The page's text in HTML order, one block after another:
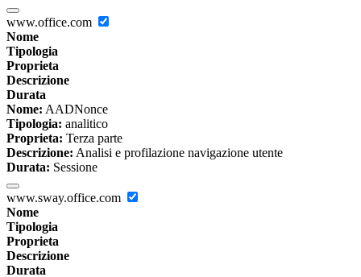
www.office.com
Nome
Tipologia
Proprieta
Descrizione
Durata
Nome: AADNonce
Tipologia: analitico
Proprieta: Terza parte
Descrizione: Analisi e profilazione navigazione utente
Durata: Sessione
www.sway.office.com
Nome
Tipologia
Proprieta
Descrizione
Durata